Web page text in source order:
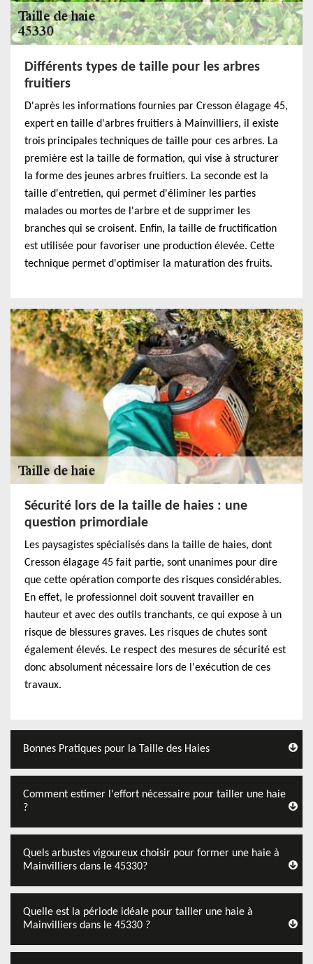
Différents types de taille pour les arbres
fruitiers
D'après les informations fournies par Cresson élagage 45,
expert en taille d'arbres fruitiers à Mainvilliers, il existe
trois principales techniques de taille pour ces arbres. La
première est la taille de formation, qui vise à structurer
la forme des jeunes arbres fruitiers. La seconde est la
taille d'entretien, qui permet d'éliminer les parties
malades ou mortes de l'arbre et de supprimer les
branches qui se croisent. Enfin, la taille de fructification
est utilisée pour favoriser une production élevée. Cette
technique permet d'optimiser la maturation des fruits.
Sécurité lors de la taille de haies : une
question primordiale
Les paysagistes spécialisés dans la taille de haies, dont
Cresson élagage 45 fait partie, sont unanimes pour dire
que cette opération comporte des risques considérables.
En effet, le professionnel doit souvent travailler en
hauteur et avec des outils tranchants, ce qui expose à un
risque de blessures graves. Les risques de chutes sont
également élevés. Le respect des mesures de sécurité est
donc absolument nécessaire lors de l'exécution de ces
travaux.
Bonnes Pratiques pour la Taille des Haies
Comment estimer l'effort nécessaire pour tailler une haie
?
Quels arbustes vigoureux choisir pour former une haie à
Mainvilliers dans le 45330?
Quelle est la période idéale pour tailler une haie à
Mainvilliers dans le 45330 ?